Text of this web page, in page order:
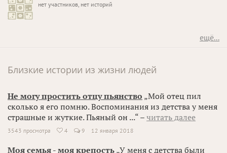
нет участников, нет историй
ещё...
Близкие истории из жизни людей
Не могу простить отцу пьянство „Мой отец пил
сколько я его помню. Воспоминания из детства у меня
страшные и жуткие. Пьяный он ...“ – читать далее
3543 просмотра  4 9 12 января 2018
Моя семья - моя крепость „У меня с детства были